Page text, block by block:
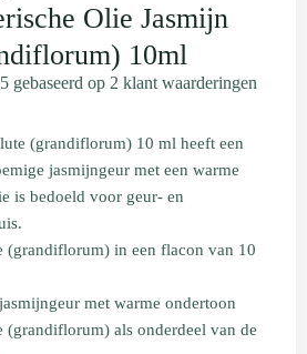
Olie Jasmijn
10ml
gebaseerd op 2 klant waarderingen
(grandiflorum) 10 ml heeft een
jasmijngeur met een warme
is bedoeld voor geur- en
(grandiflorum) in een flacon van 10
met warme ondertoon
(grandiflorum) als onderdeel van de